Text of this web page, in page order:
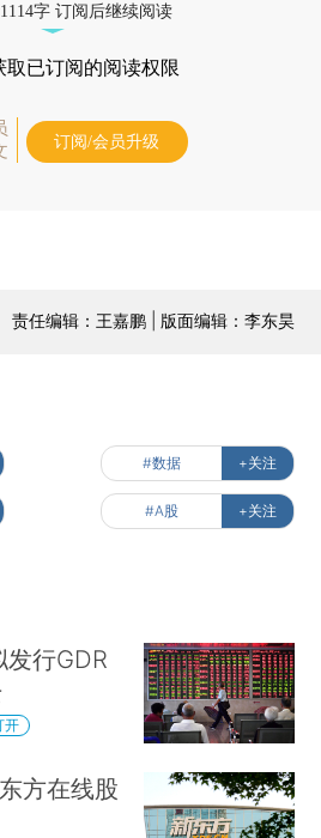
字 订阅后继续阅读
取已订阅的阅读权限
订阅/会员升级
责任编辑：王嘉鹏 | 版面编辑：李东昊
#数据 +关注
#A股 +关注
行GDR
开
方在线股